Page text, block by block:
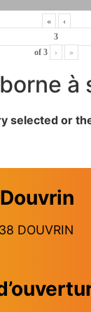
« ‹
of 3 › »
à
selected or
DOUVRIN